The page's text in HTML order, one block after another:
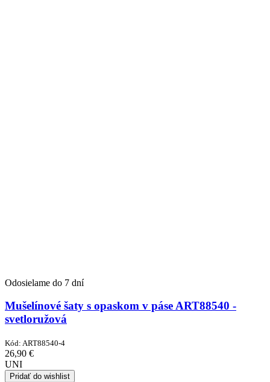
Odosielame do 7 dní
Mušelínové šaty s opaskom v páse ART88540 -
svetloružová
Kód: ART88540-4
26,90 €
UNI
Pridať do wishlist